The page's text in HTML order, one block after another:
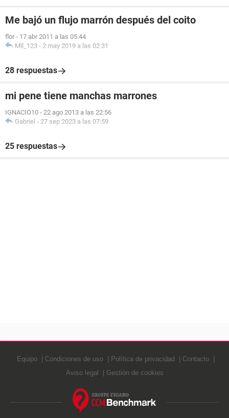
Me bajó un flujo marrón después del coito
flor - 17 abr 2011 a las 05:44
Mil_123 - 2 may 2019 a las 02:31
28 respuestas
mi pene tiene manchas marrones
IGNACIO10 - 22 ago 2013 a las 22:56
Gabriel - 27 sep 2023 a las 07:59
25 respuestas
Equipo Condiciones de uso Política de privacidad
Contacto
Aviso legal
Gestión de cookies